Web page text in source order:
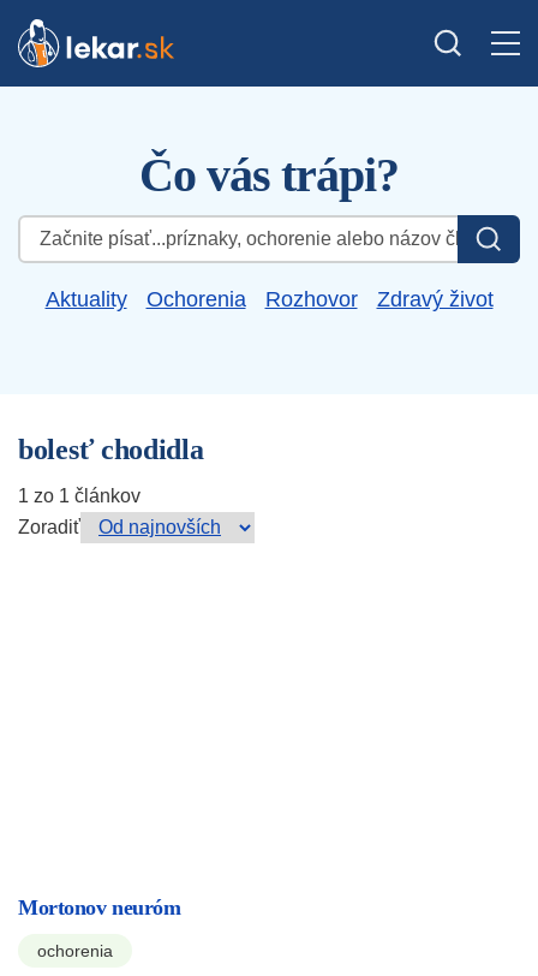
Čo vás trápi?
Hľadať:
Aktuality Ochorenia Rozhovor Zdravý život
bolesť chodidla
1 zo 1 článkov
Zoradiť
Mortonov neuróm
ochorenia